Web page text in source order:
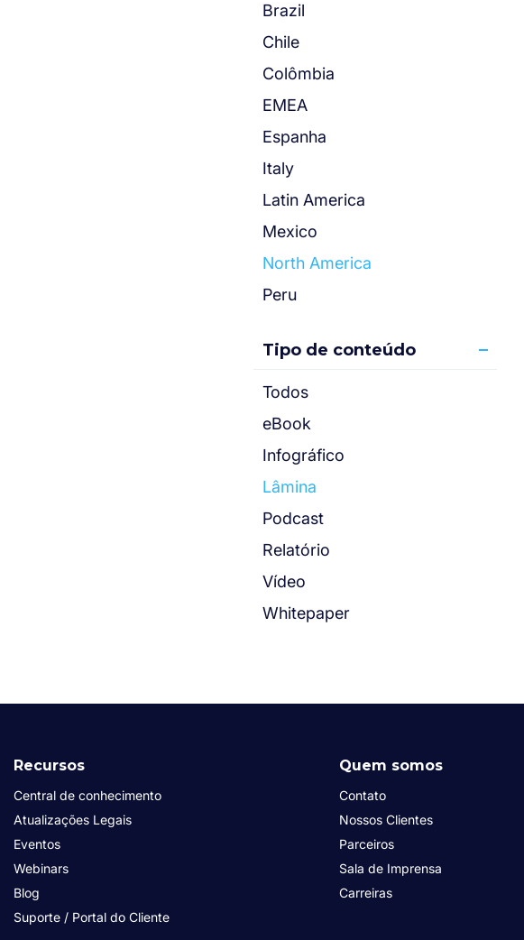
Brazil
Chile
Colômbia
EMEA
Espanha
Italy
Latin America
Mexico
North America
Peru
Tipo de conteúdo
Todos
eBook
Infográfico
Lâmina
Podcast
Relatório
Vídeo
Whitepaper
Recursos
Central de conhecimento
Atualizações Legais
Eventos
Webinars
Blog
Suporte / Portal do Cliente
Quem somos
Contato
Nossos Clientes
Parceiros
Sala de Imprensa
Carreiras